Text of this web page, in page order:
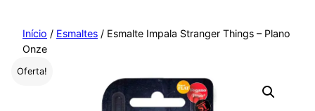
para
conteúdo
Início / Esmaltes / Esmalte Impala Stranger Things – Plano
Onze
Oferta!